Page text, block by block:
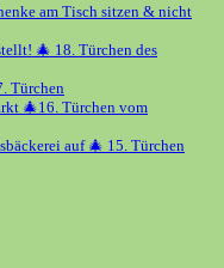
am Tisch sitzen & nicht
🎄 18. Türchen des
Türchen
🎄16. Türchen vom
auf 🎄 15. Türchen